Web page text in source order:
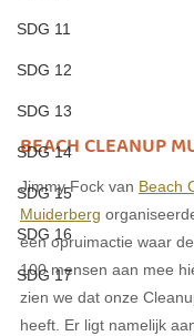
SDG 11
SDG 12
SDG 13
SDG 14
SDG 15
SDG 16
SDG 17
BEACH CLEANUP
Jimmy Fock van Beach
Muiderberg
een opruimactie waar
100 mensen aan mee
zien we dat onze
heeft. Er ligt namelijk